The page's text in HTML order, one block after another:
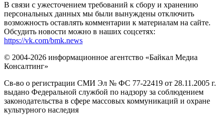
В связи с ужесточением требований к сбору и хранению
персональных данных мы были вынуждены отключить
возможность оставлять комментарии к материалам на сайте.
Обсудить новости можно в наших соцсетях:
https://vk.com/bmk.news
© 2004-2026 информационное агентство «Байкал Медиа
Консалтинг»
Св-во о регистрации СМИ Эл № ФС 77-22419 от 28.11.2005 г.
выдано Федеральной службой по надзору за соблюдением
законодательства в сфере массовых коммуникаций и охране
культурного наследия